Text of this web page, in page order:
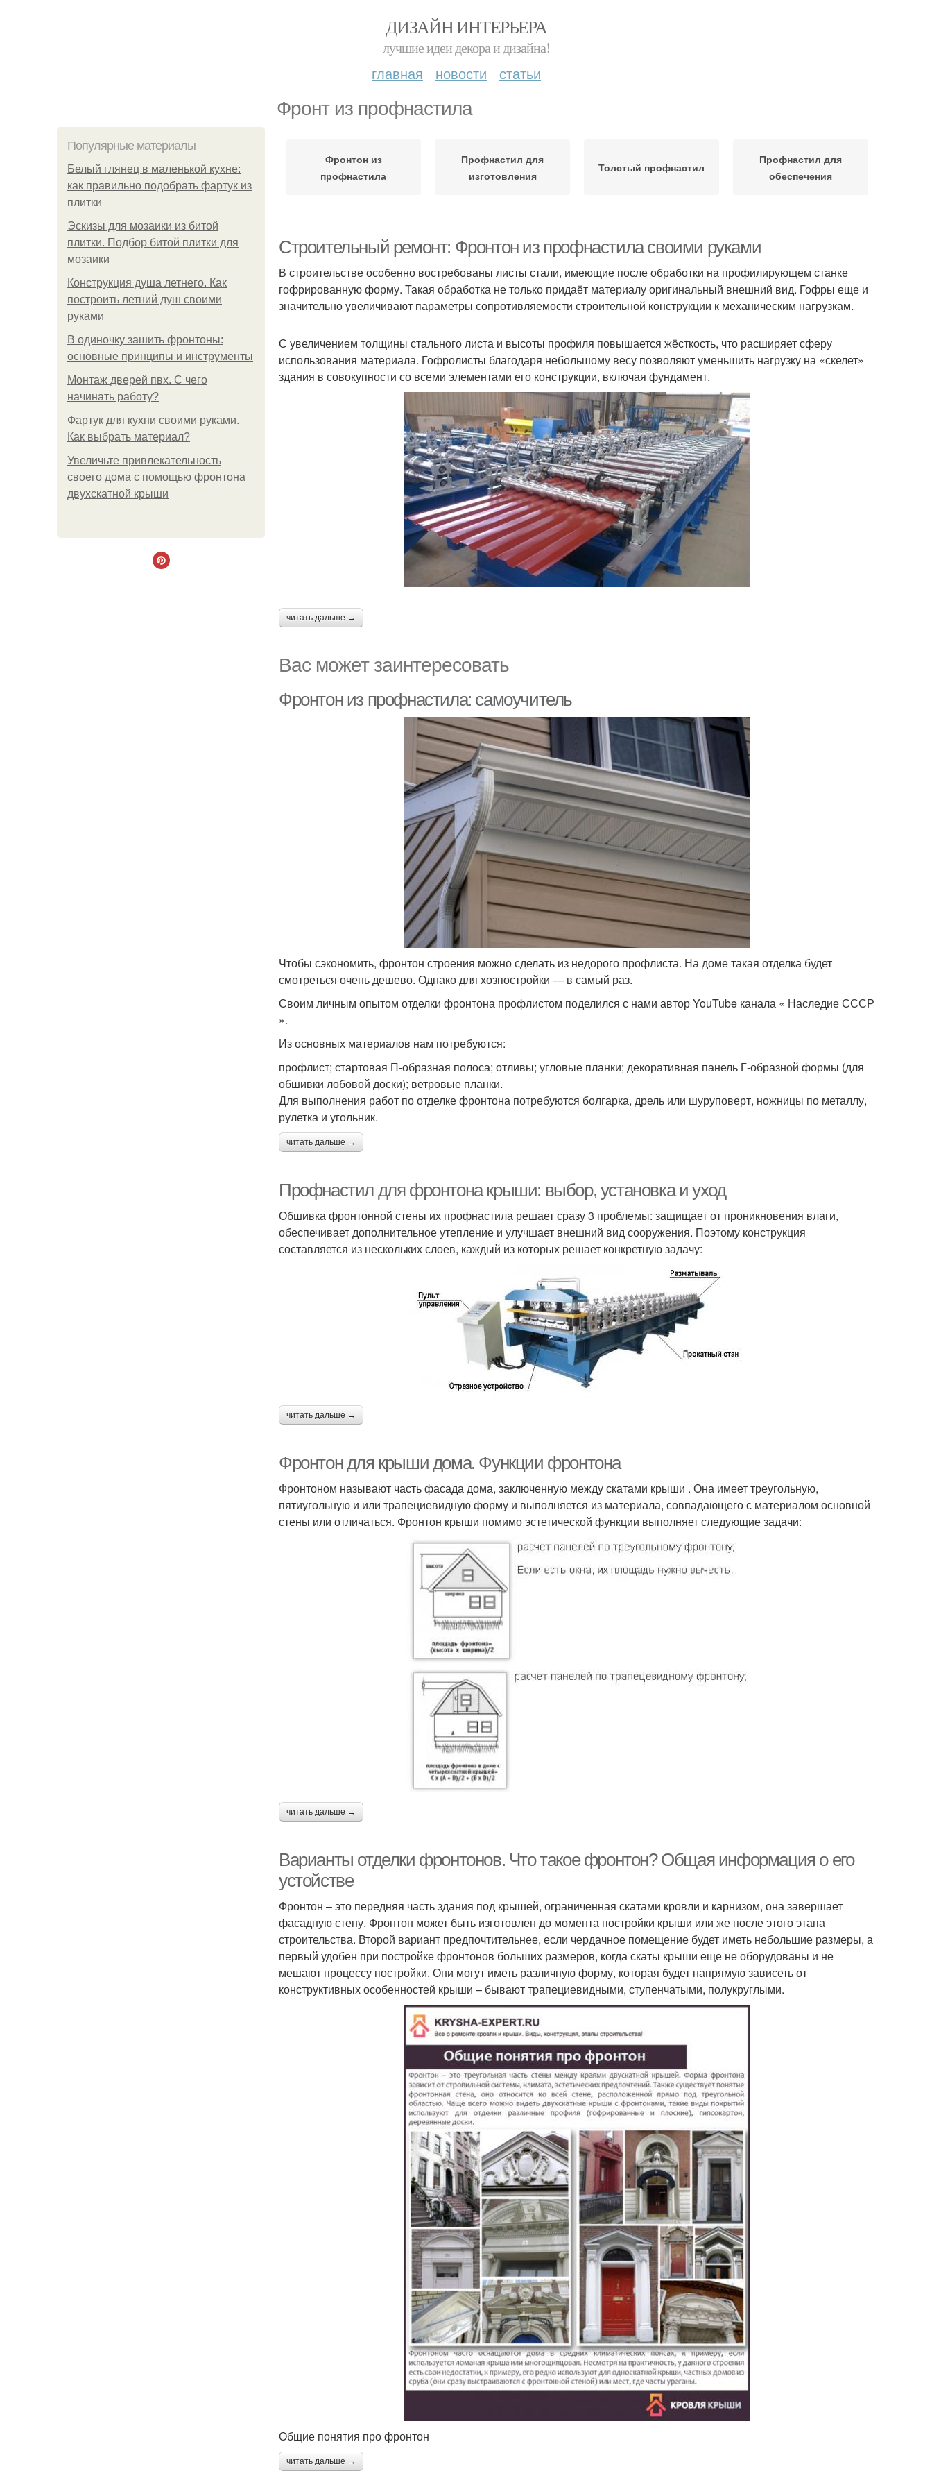
ДИЗАЙН ИНТЕРЬЕРА
лучшие идеи декора и дизайна!
главная новости статьи
Фронт из профнастила
Популярные материалы
Белый глянец в маленькой кухне:
как правильно подобрать фартук из
плитки
Эскизы для мозаики из битой
плитки. Подбор битой плитки для
мозаики
Конструкция душа летнего. Как
построить летний душ своими
руками
В одиночку зашить фронтоны:
основные принципы и инструменты
Монтаж дверей пвх. С чего
начинать работу?
Фартук для кухни своими руками.
Как выбрать материал?
Увеличьте привлекательность
своего дома с помощью фронтона
двухскатной крыши
Фронтон из
профнастила
Профнастил для
изготовления
Толстый профнастил
Профнастил для
обеспечения
Строительный ремонт: Фронтон из профнастила своими руками
В строительстве особенно востребованы листы стали, имеющие после обработки на профилирующем станке
гофрированную форму. Такая обработка не только придаёт материалу оригинальный внешний вид. Гофры еще и
значительно увеличивают параметры сопротивляемости строительной конструкции к механическим нагрузкам.
С увеличением толщины стального листа и высоты профиля повышается жёсткость, что расширяет сферу
использования материала. Гофролисты благодаря небольшому весу позволяют уменьшить нагрузку на «скелет»
здания в совокупности со всеми элементами его конструкции, включая фундамент.
читать дальше →
Вас может заинтересовать
Фронтон из профнастила: самоучитель
Чтобы сэкономить, фронтон строения можно сделать из недорого профлиста. На доме такая отделка будет
смотреться очень дешево. Однако для хозпостройки — в самый раз.
Своим личным опытом отделки фронтона профлистом поделился с нами автор YouTube канала « Наследие СССР
».
Из основных материалов нам потребуются:
профлист; стартовая П-образная полоса; отливы; угловые планки; декоративная панель Г-образной формы (для
обшивки лобовой доски); ветровые планки.
Для выполнения работ по отделке фронтона потребуются болгарка, дрель или шуруповерт, ножницы по металлу,
рулетка и угольник.
читать дальше →
Профнастил для фронтона крыши: выбор, установка и уход
Обшивка фронтонной стены их профнастила решает сразу 3 проблемы: защищает от проникновения влаги,
обеспечивает дополнительное утепление и улучшает внешний вид сооружения. Поэтому конструкция
составляется из нескольких слоев, каждый из которых решает конкретную задачу:
читать дальше →
Фронтон для крыши дома. Функции фронтона
Фронтоном называют часть фасада дома, заключенную между скатами крыши . Она имеет треугольную,
пятиугольную и или трапециевидную форму и выполняется из материала, совпадающего с материалом основной
стены или отличаться. Фронтон крыши помимо эстетической функции выполняет следующие задачи:
читать дальше →
Варианты отделки фронтонов. Что такое фронтон? Общая информация о его
устойстве
Фронтон – это передняя часть здания под крышей, ограниченная скатами кровли и карнизом, она завершает
фасадную стену. Фронтон может быть изготовлен до момента постройки крыши или же после этого этапа
строительства. Второй вариант предпочтительнее, если чердачное помещение будет иметь небольшие размеры, а
первый удобен при постройке фронтонов больших размеров, когда скаты крыши еще не оборудованы и не
мешают процессу постройки. Они могут иметь различную форму, которая будет напрямую зависеть от
конструктивных особенностей крыши – бывают трапециевидными, ступенчатыми, полукруглыми.
Общие понятия про фронтон
читать дальше →